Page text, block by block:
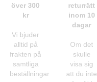
över 300
kr
Vi bjuder
alltid på
frakten på
samtliga
beställningar
returrätt
inom 10
dagar
Om det
skulle
visa sig
att du inte